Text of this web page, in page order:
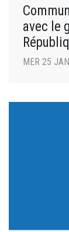
avec le
MER 25